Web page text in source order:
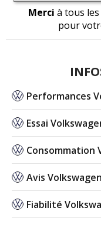
Merci à tous
pour
Performances
Essai
Consommation
Avis Volkswagen
Fiabilité